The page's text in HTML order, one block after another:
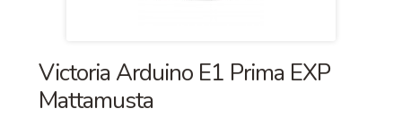
Victoria Arduino E1 Prima EXP
Mattamusta